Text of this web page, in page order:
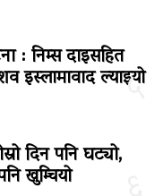
५
: निम्स दाइसहित
इस्लामावाद ल्याइयो
दिन पनि घट्यो,
खुम्चियो